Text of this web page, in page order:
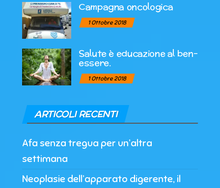
Campagna oncologica
1 Ottobre 2018
Salute è educazione al ben-
essere.
1 Ottobre 2018
ARTICOLI RECENTI
Afa senza tregua per un’altra
settimana
Neoplasie dell’apparato digerente, il